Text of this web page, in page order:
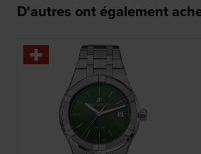
D'autres ont également